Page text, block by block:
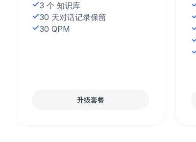
3 个 知识库
30 天对话记录保留
30 QPM
升级套餐